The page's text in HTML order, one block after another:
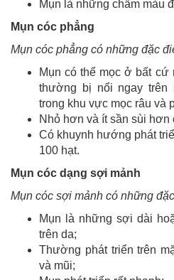
Mụn là những chấm màu
Mụn cóc phẳng
Mụn cóc phẳng có những đặc
Mụn có thể mọc ở bất cứ
thường bị nổi ngay trên
trong khu vực mọc râu và
Nhỏ hơn và ít sần sùi hơn
Có khuynh hướng phát
100 hạt.
Mụn cóc dạng sợi mảnh
Mụn cóc sợi mảnh có những
Mụn là những sợi dài
trên da;
Thường phát triển trên
và mũi;